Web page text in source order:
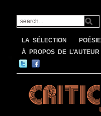
LA SÉLECTION POÉSIE
À PROPOS DE L’AUTEUR